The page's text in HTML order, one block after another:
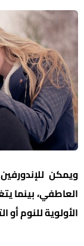
ويمكن
العاطفي، بينما
الأولوية للنوم أو